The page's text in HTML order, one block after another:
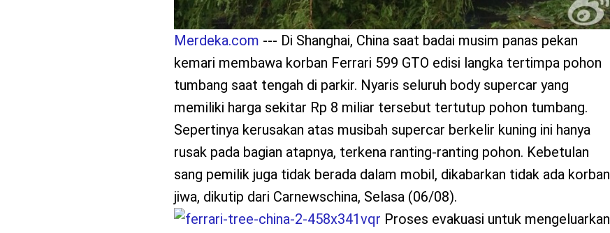
Merdeka.com --- Di Shanghai, China saat badai musim panas pekan
kemari membawa korban Ferrari 599 GTO edisi langka tertimpa pohon
tumbang saat tengah di parkir. Nyaris seluruh body supercar yang
memiliki harga sekitar Rp 8 miliar tersebut tertutup pohon tumbang.
Sepertinya kerusakan atas musibah supercar berkelir kuning ini hanya
rusak pada bagian atapnya, terkena ranting-ranting pohon. Kebetulan
sang pemilik juga tidak berada dalam mobil, dikabarkan tidak ada korban
jiwa, dikutip dari Carnewschina, Selasa (06/08).
Proses evakuasi untuk mengeluarkan